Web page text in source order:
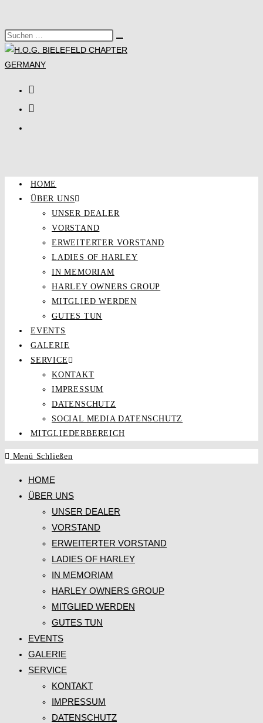
springen
Diese
Website
durchsuchen
Suche
starten
HOME
ÜBER UNS
UNSER DEALER
VORSTAND
ERWEITERTER VORSTAND
LADIES OF HARLEY
IN MEMORIAM
HARLEY OWNERS GROUP
MITGLIED WERDEN
GUTES TUN
EVENTS
GALERIE
SERVICE
KONTAKT
IMPRESSUM
DATENSCHUTZ
SOCIAL MEDIA DATENSCHUTZ
MITGLIEDERBEREICH
Menü Schließen
HOME
ÜBER UNS
UNSER DEALER
VORSTAND
ERWEITERTER VORSTAND
LADIES OF HARLEY
IN MEMORIAM
HARLEY OWNERS GROUP
MITGLIED WERDEN
GUTES TUN
EVENTS
GALERIE
SERVICE
KONTAKT
IMPRESSUM
DATENSCHUTZ